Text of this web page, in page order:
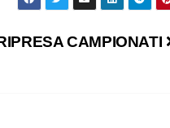
CAMPIONATI